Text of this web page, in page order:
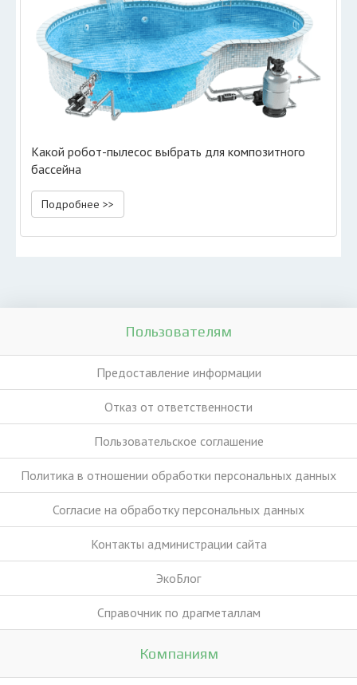
Какой робот-пылесос выбрать для композитного
бассейна
Подробнее >>
Пользователям
Предоставление информации
Отказ от ответственности
Пользовательское соглашение
Политика в отношении обработки персональных данных
Согласие на обработку персональных данных
Контакты администрации сайта
ЭкоБлог
Справочник по драгметаллам
Компаниям